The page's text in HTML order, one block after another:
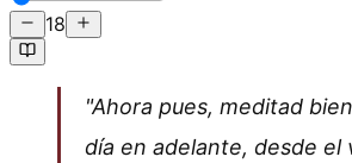
18
"Ahora pues, meditad
día en adelante, desde el